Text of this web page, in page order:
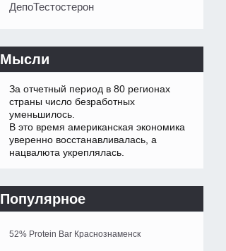
ДепоТестостерон
Мысли
За отчетный период в 80 регионах
страны число безработных
уменьшилось.
В это время американская экономика
уверенно восстанавливалась, а
нацвалюта укреплялась.
Популярное
52% Protein Bar Краснознаменск